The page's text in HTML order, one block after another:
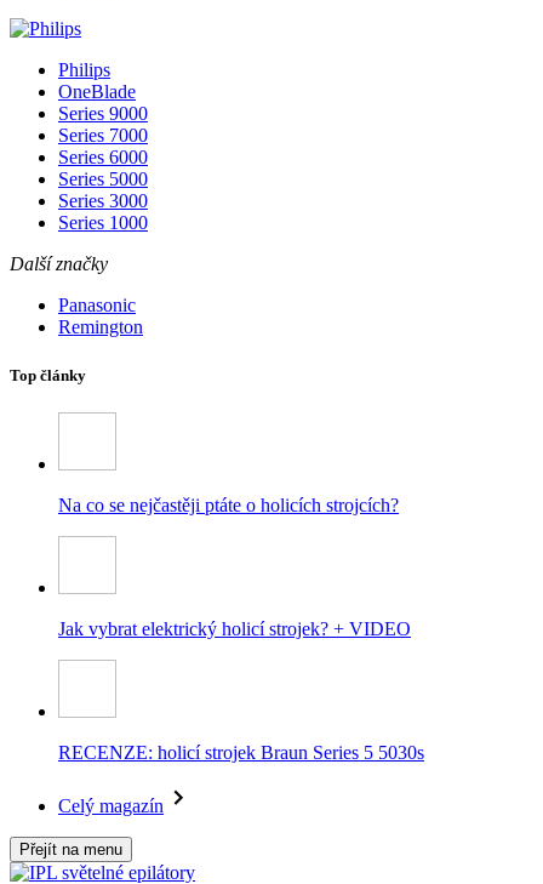
Philips
OneBlade
Series 9000
Series 7000
Series 6000
Series 5000
Series 3000
Series 1000
Další značky
Panasonic
Remington
Top články
Na co se nejčastěji ptáte o holicích strojcích?
Jak vybrat elektrický holicí strojek? + VIDEO
RECENZE: holicí strojek Braun Series 5 5030s
Celý magazín
Přejít na menu